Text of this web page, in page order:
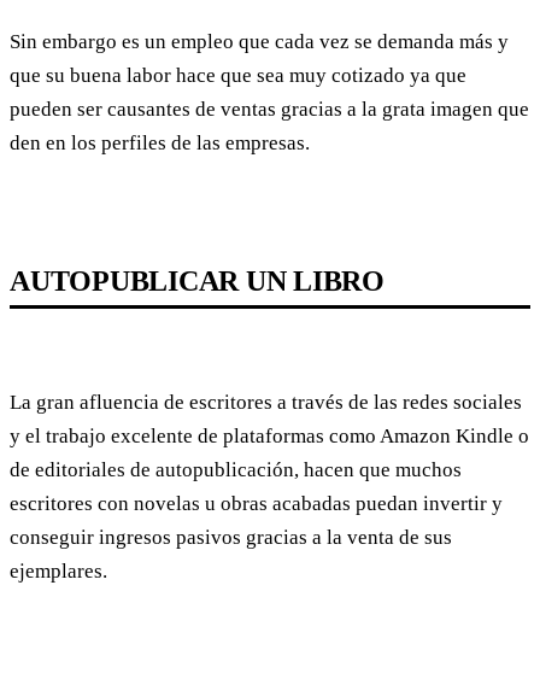
Sin embargo es un empleo que cada vez se demanda más y
que su buena labor hace que sea muy cotizado ya que
pueden ser causantes de ventas gracias a la grata imagen que
den en los perfiles de las empresas.
AUTOPUBLICAR UN LIBRO
La gran afluencia de escritores a través de las redes sociales
y el trabajo excelente de plataformas como Amazon Kindle o
de editoriales de autopublicación, hacen que muchos
escritores con novelas u obras acabadas puedan invertir y
conseguir ingresos pasivos gracias a la venta de sus
ejemplares.